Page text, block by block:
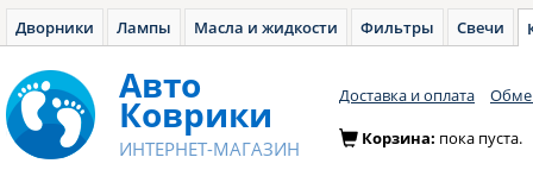
Дворники Лампы Масла и жидкости Фильтры Свечи
Авто
Коврики
ИНТЕРНЕТ-МАГАЗИН
Доставка и оплата
Корзина: пока пуста.